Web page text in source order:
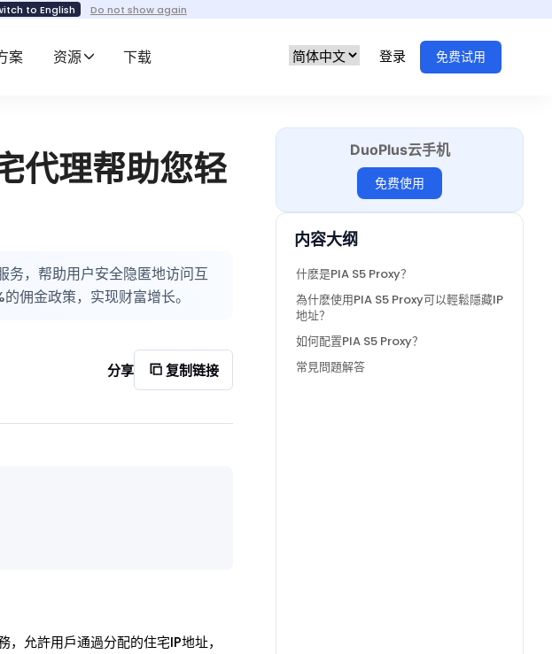
to English Do not show again
案 资源 下载 登录 免费试用
代理帮助您轻
务，帮助用户安全隐匿地访问互
佣金政策，实现财富增长。
分享 复制链接
允許用戶通過分配的住宅IP地址，
DuoPlus云手机
免费使用
内容大纲
什麽是PIA S5 Proxy？
為什麽使用PIA S5 Proxy可以輕鬆隱藏IP
地址？
如何配置PIA S5 Proxy？
常見問題解答